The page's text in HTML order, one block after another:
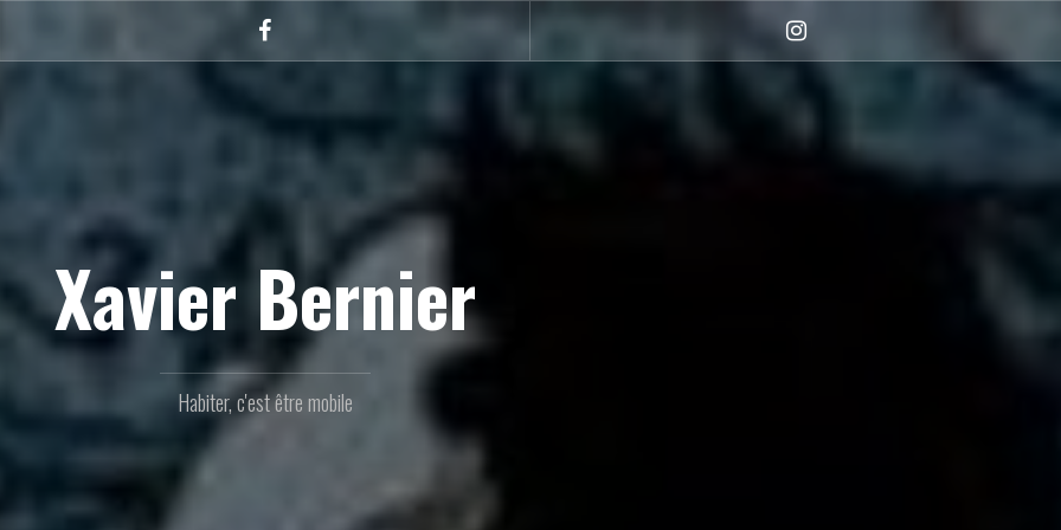
Xavier Bernier
Habiter, c'est être mobile